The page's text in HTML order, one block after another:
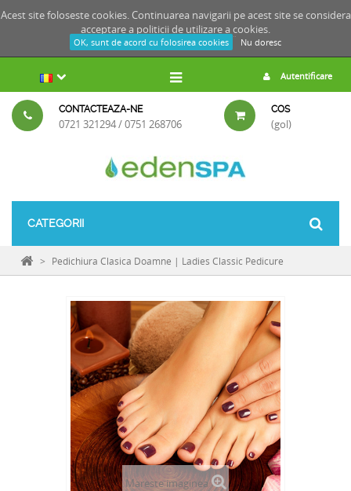
Acest site foloseste cookies. Continuarea navigarii pe acest site se considera
acceptare a politicii de utilizare a cookies.
OK, sunt de acord cu folosirea cookies Nu doresc
Autentificare
CONTACTEAZA-NE
0721 321294 / 0751 268706
COS
(gol)
CATEGORII
> Pedichiura Clasica Doamne | Ladies Classic Pedicure
Mareste imaginea